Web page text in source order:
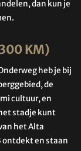
dan kun je
KM)
heb je bij
de
cultuur, en
stadje kunt
het Alta
ontdekt en staan